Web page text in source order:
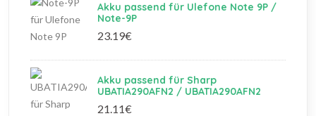
Akku passend für Ulefone Note 9P /
Note-9P
23.19€
Akku passend für Sharp
UBATIA290AFN2 / UBATIA290AFN2
21.11€